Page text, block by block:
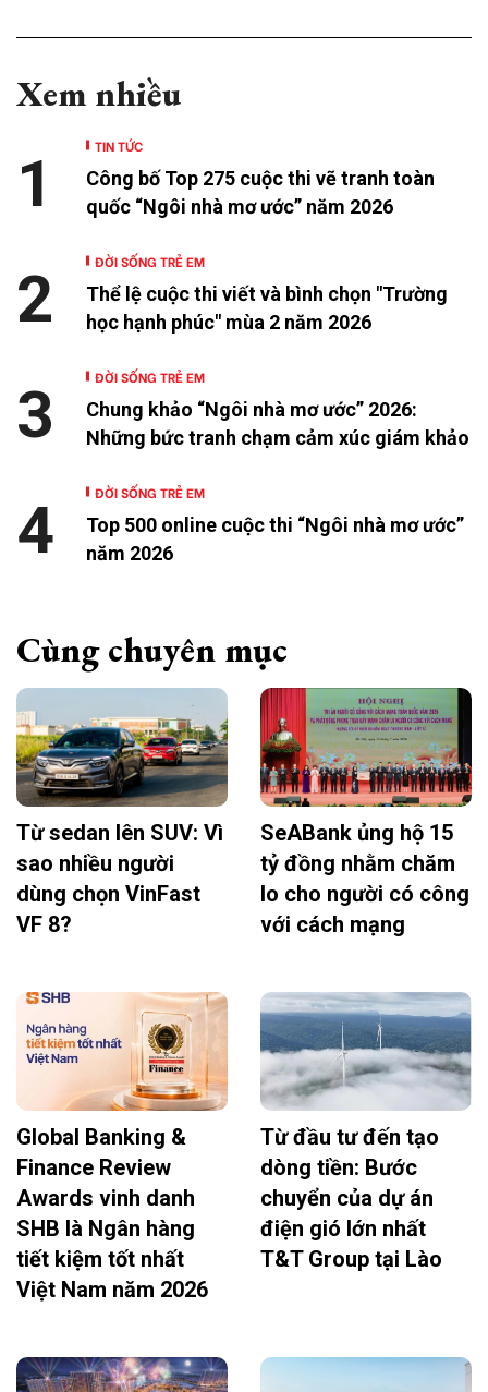
Xem nhiều
TIN TỨC
Công bố Top 275 cuộc thi vẽ tranh toàn
quốc “Ngôi nhà mơ ước” năm 2026
1
ĐỜI SỐNG TRẺ EM
Thể lệ cuộc thi viết và bình chọn "Trường
học hạnh phúc" mùa 2 năm 2026
2
ĐỜI SỐNG TRẺ EM
Chung khảo “Ngôi nhà mơ ước” 2026:
Những bức tranh chạm cảm xúc giám khảo
3
ĐỜI SỐNG TRẺ EM
Top 500 online cuộc thi “Ngôi nhà mơ ước”
năm 2026
4
Cùng chuyên mục
Từ sedan lên SUV: Vì
sao nhiều người
dùng chọn VinFast
VF 8?
SeABank ủng hộ 15
tỷ đồng nhằm chăm
lo cho người có công
với cách mạng
Global Banking &
Finance Review
Awards vinh danh
SHB là Ngân hàng
tiết kiệm tốt nhất
Việt Nam năm 2026
Từ đầu tư đến tạo
dòng tiền: Bước
chuyển của dự án
điện gió lớn nhất
T&T Group tại Lào